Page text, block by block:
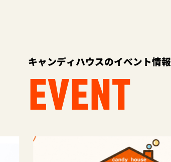
キャンディハウスのイベント情報
EVENT